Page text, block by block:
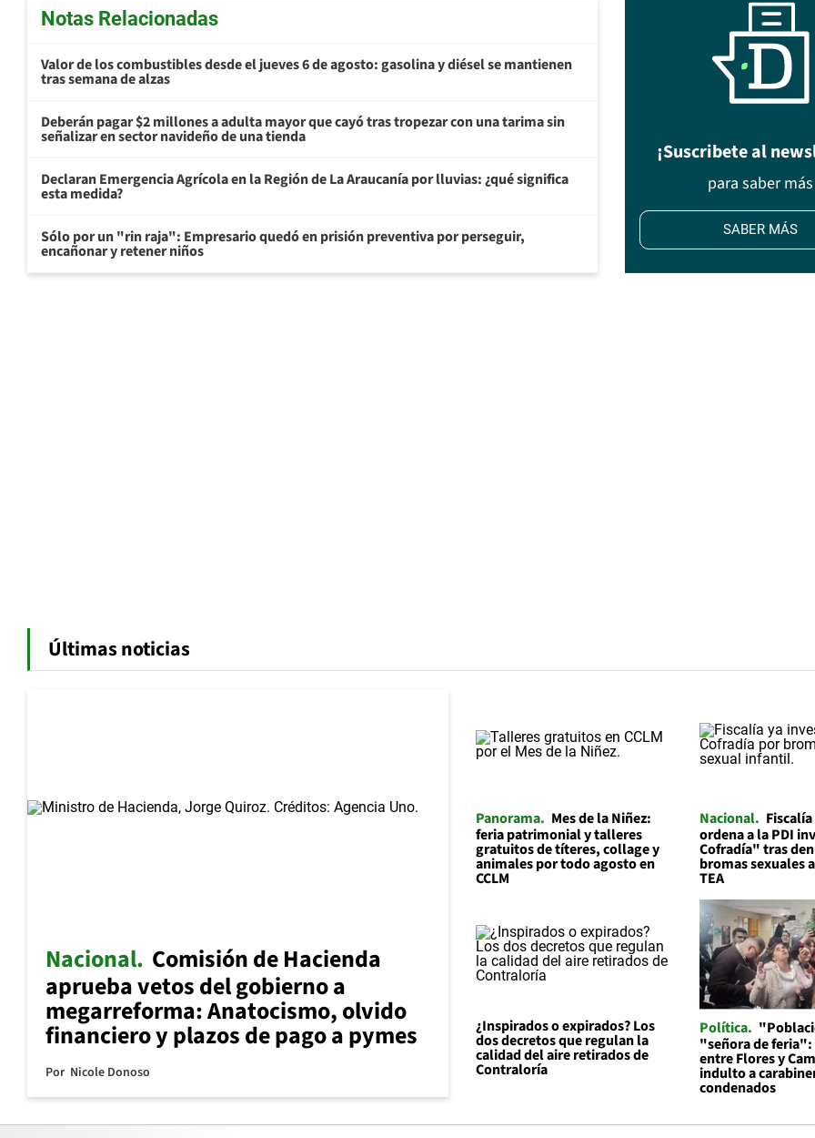
Notas Relacionadas
Valor de los combustibles desde el jueves 6 de agosto: gasolina y diésel se mantienen
tras semana de alzas
Deberán pagar $2 millones a adulta mayor que cayó tras tropezar con una tarima sin
señalizar en sector navideño de una tienda
Declaran Emergencia Agrícola en la Región de La Araucanía por lluvias: ¿qué significa
esta medida?
Sólo por un "rin raja": Empresario quedó en prisión preventiva por perseguir,
encañonar y retener niños
¡Suscribete al
para saber más
SABER MÁS
Últimas noticias
Nacional Comisión de Hacienda
aprueba vetos del gobierno a
megarreforma: Anatocismo, olvido
financiero y plazos de pago a pymes
Por Nicole Donoso
Panorama
Mes de la Niñez:
feria patrimonial y talleres
gratuitos de títeres, collage y
animales por todo agosto en
CCLM
Nacional
ordena a la PDI
Cofradía" tras
bromas sexuales
TEA
¿Inspirados o expirados? Los
dos decretos que regulan la
calidad del aire retirados de
Contraloría
Política
"señora de
entre Flores y
indulto a
condenados